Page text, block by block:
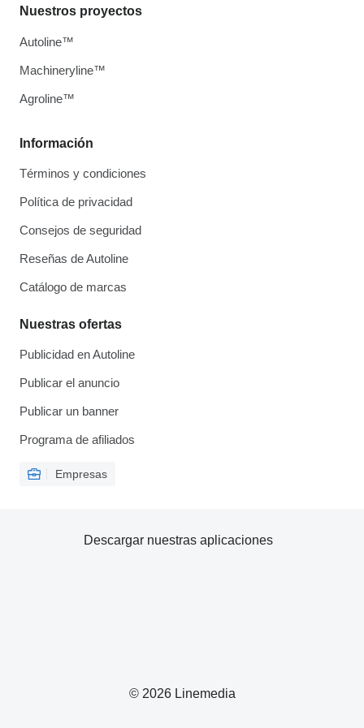
Información
Términos y condiciones
Política de privacidad
Consejos de seguridad
Reseñas de Autoline
Catálogo de marcas
Nuestras ofertas
Publicidad en Autoline
Publicar el anuncio
Publicar un banner
Programa de afiliados
Empresas
Nuestros proyectos
Autoline™
Machineryline™
Agroline™
© 2026 Linemedia
Descargar nuestras aplicaciones